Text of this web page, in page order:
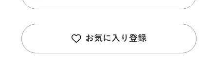
お気に入り登録